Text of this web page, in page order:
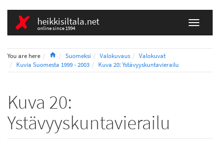
heikkisiltala.net
online since 1994
You are here HomeSuomeksi Valokuvaus
Valokuvat
Kuvia Suomesta 1999 - 2003
Kuva 20: Ystävyyskuntavierailu
Kuva 20:
Ystävyyskuntavierailu